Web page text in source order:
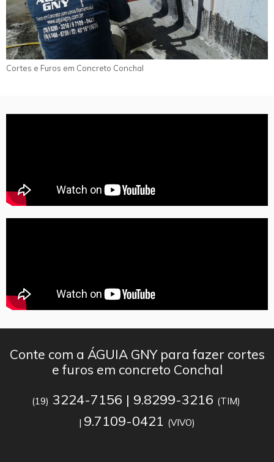
Cortes e Furos em Concreto Conchal
Conte com a ÁGUIA GNY para fazer cortes
e furos em concreto Conchal
(19) 3224-7156 | 9.8299-3216 (TIM)
| 9.7109-0421 (VIVO)